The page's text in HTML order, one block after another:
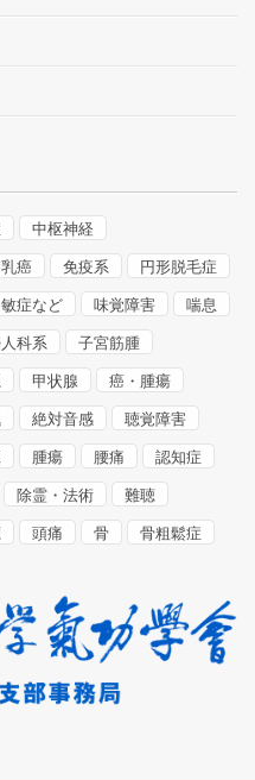
中枢神経
乳癌 免疫系 円形脱毛症
症など 味覚障害 喘息
科系 子宮筋腫
甲状腺 癌・腫瘍
絶対音感 聴覚障害
腫瘍 腰痛 認知症
除霊・法術 難聴
頭痛 骨 骨粗鬆症